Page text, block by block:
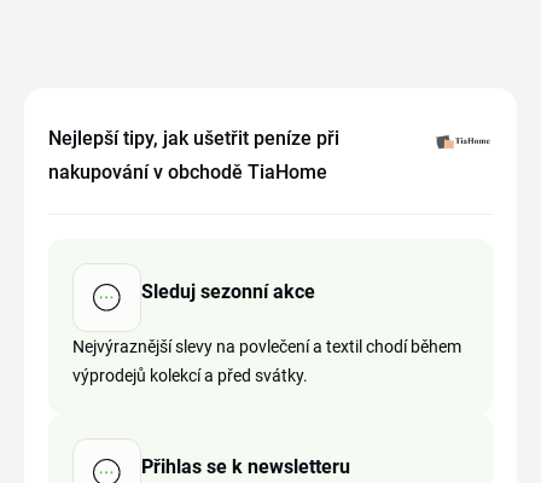
Nejlepší tipy, jak ušetřit peníze při
nakupování v obchodě TiaHome
Sleduj sezonní akce
Nejvýraznější slevy na povlečení a textil chodí během
výprodejů kolekcí a před svátky.
Přihlas se k newsletteru